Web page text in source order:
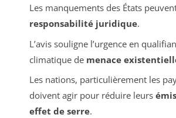
Les manquements des États
responsabilité juridique.
L’avis souligne l’urgence en
climatique de menace
Les nations, particulièrement les
doivent agir pour réduire leurs
effet de serre.